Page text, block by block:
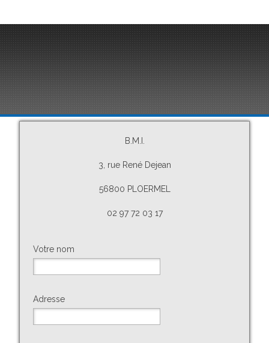
B.M.I.
3, rue René Dejean
56800 PLOERMEL
02 97 72 03 17
Votre nom
Adresse